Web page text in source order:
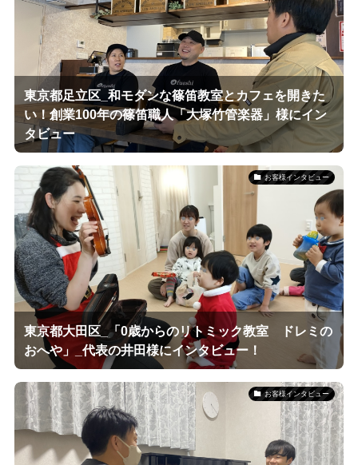
東京都足立区_和モダンな篠笛教室とカフェを開きた
い！創業100年の篠笛職人「大塚竹管楽器」様にイン
タビュー
お客様インタビュー
東京都大田区_「0歳からのリトミック教室 ドレミの
おへや」_代表の井田様にインタビュー！
お客様インタビュー